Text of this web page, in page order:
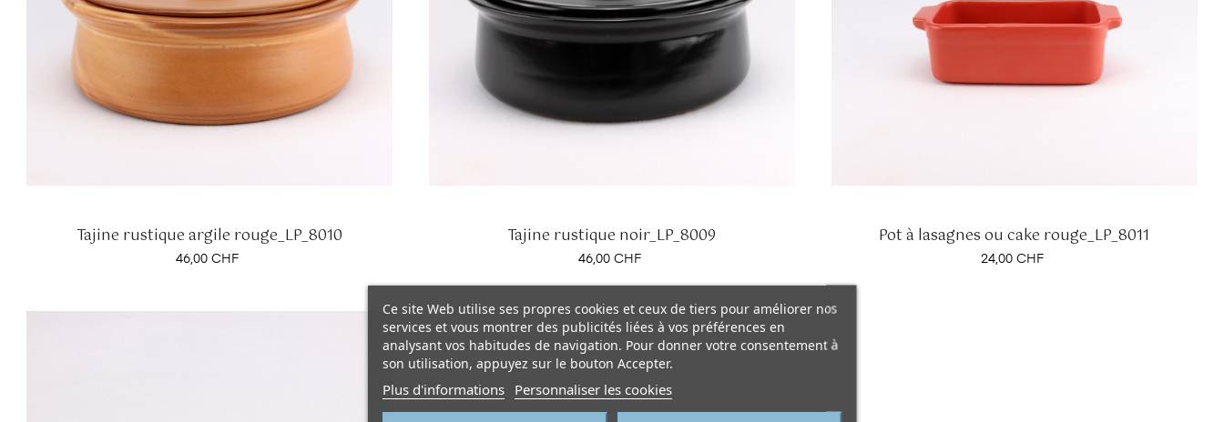
Tajine rustique argile rouge_LP_8010
Prix
46,00 CHF
Tajine rustique noir_LP_8009
Prix
46,00 CHF
Pot à lasagnes ou cake rouge_LP_8011
Prix
24,00 CHF
Ce site Web utilise ses propres cookies et ceux de tiers pour améliorer nos
services et vous montrer des publicités liées à vos préférences en
analysant vos habitudes de navigation. Pour donner votre consentement à
son utilisation, appuyez sur le bouton Accepter.
Plus d'informations Personnaliser les cookies